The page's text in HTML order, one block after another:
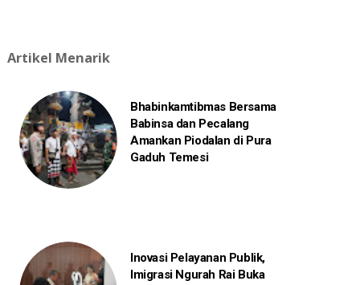
Artikel Menarik
Bhabinkamtibmas Bersama
Babinsa dan Pecalang
Amankan Piodalan di Pura
Gaduh Temesi
Inovasi Pelayanan Publik,
Imigrasi Ngurah Rai Buka